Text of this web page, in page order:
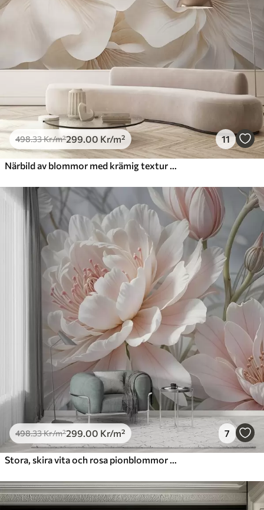
498.33Kr/m²299 .00 Kr/m² 11
498.33Kr/m²299 .00 Kr/m² 7